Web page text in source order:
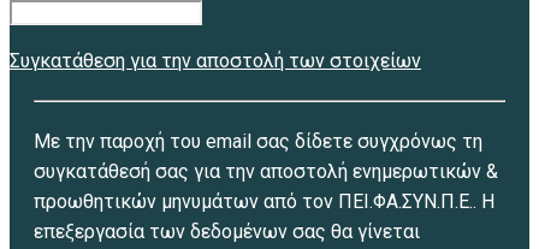
Συγκατάθεση για την αποστολή των στοιχείων
Με την παροχή του email σας δίδετε συγχρόνως τη
συγκατάθεσή σας για την αποστολή ενημερωτικών &
προωθητικών μηνυμάτων από τον ΠΕΙ.ΦΑ.ΣΥΝ.Π.Ε.. Η
επεξεργασία των δεδομένων σας θα γίνεται